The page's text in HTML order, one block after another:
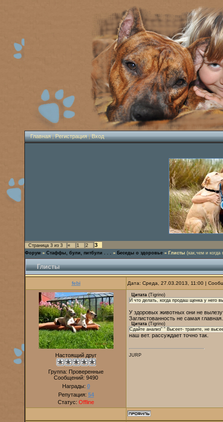
Главная|Регистрация|Вход
Страница 3 из 3 « 1 2 3
Форум » Стаффы, були, питбули . . . » Беседы о здоровье » Глисты (как,чем и когда
Глисты
febi Дата: Среда, 27.03.2013, 11:00 |
Настоящий друг
Группа: Проверенные
Сообщений: 9490
Награды: 0
Репутация: 54
Статус: Offline
Цитата (Tigrino)
И что делать, когда продаш щенка у него
У здоровых животных они не
Заглистованность не самая главная.
Цитата (Tigrino)
Сдайте анализ" " Высеет- травите, не
наш вет. рассуждает точно так.
JURP